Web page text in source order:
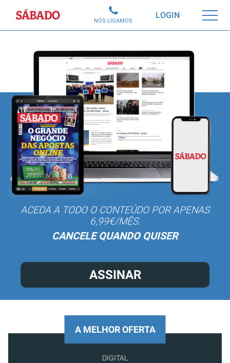
Sábado LOGIN
NÓS LIGAMOS
ACEDA A TODO O CONTEÚDO POR APENAS
6,99€/MÊS.
CANCELE QUANDO QUISER
ASSINAR
A MELHOR OFERTA
DIGITAL